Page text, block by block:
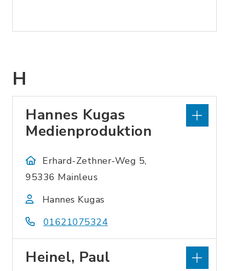
H
Hannes Kugas
Medienproduktion
Erhard-Zethner-Weg 5,
95336 Mainleus
Hannes Kugas
01621075324
Heinel, Paul